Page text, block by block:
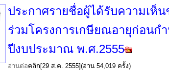
ประกาศรายชื่อผู้ได้รับความเห็น
ร่วมโครงการเกษียณอายุก่อนก
ปีงบประมาณ พ.ศ.2555
อ่านต่อคลิก[29 ส.ค. 2555](อ่าน 54,019 ครั้ง)